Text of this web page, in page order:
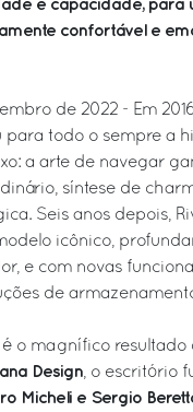
e capacidade, para
confortável e
de 2022 - Em
para todo o sempre a
a arte de navegar
síntese de
Seis anos depois,
icônico,
e com novas
de
é o magnífico
Design , o escritório
Micheli e Sergio